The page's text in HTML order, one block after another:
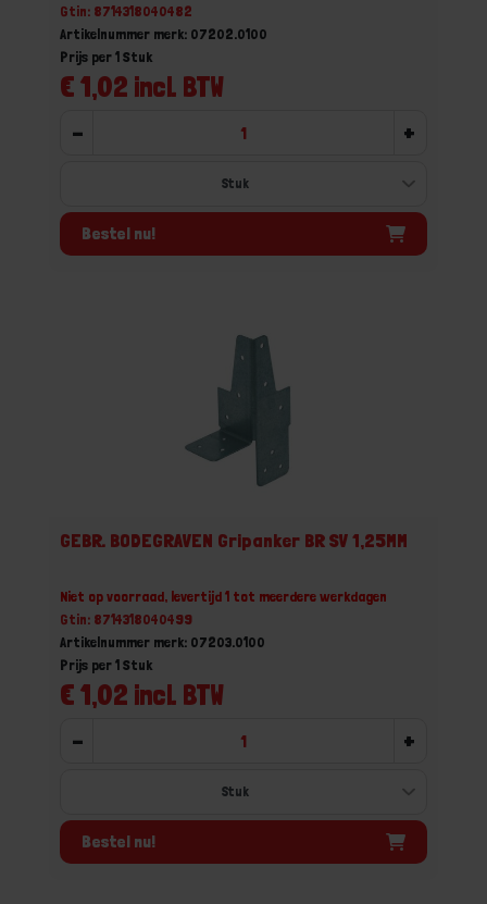
Gtin: 8714318040482
Artikelnummer merk: 07202.0100
€ 1,02 incl. BTW
Prijs per 1 Stuk
- +
Bestel nu!
GEBR. BODEGRAVEN Gripanker BR SV 1,25MM
Niet op voorraad, levertijd 1 tot meerdere werkdagen
Gtin: 8714318040499
Artikelnummer merk: 07203.0100
€ 1,02 incl. BTW
Prijs per 1 Stuk
- +
Bestel nu!